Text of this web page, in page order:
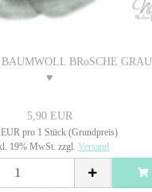
BRoSCHE
♥
5,90 EUR
pro 1 Stück (Grundpreis)
19% MwSt. zzgl. Versand